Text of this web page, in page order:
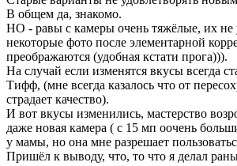
В общем да, знакомо.
НО - равы с камеры очень тяжёлые, их не
некоторые фото после элементарной
преображаются (удобная кстати прога))).
На случай если изменятся вкусы всегда
Тифф, (мне всегда казалось что от
страдает качество).
И вот вкусы изменились, мастерство
даже новая камера ( с 15 мп оочень
у мамы, но она мне разрешает
Пришёл к выводу, что, то что я делал